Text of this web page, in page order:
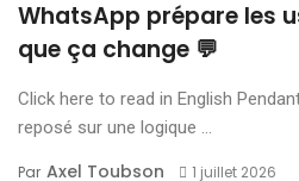
WhatsApp prépare les
que ça change 💬
Click here to read in English
reposé sur une logique ...
Par Axel Toubson 1 juillet 2026